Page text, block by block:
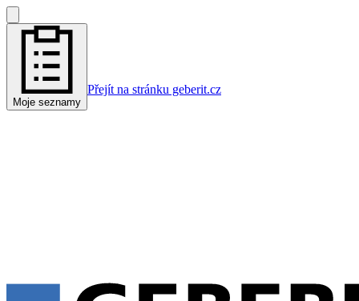
Moje seznamy
Přejít na stránku geberit.cz